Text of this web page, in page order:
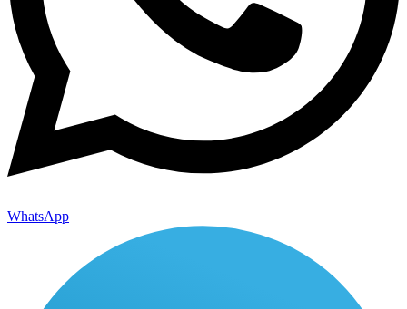
WhatsApp